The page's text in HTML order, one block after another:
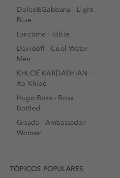
Dolce&Gabbana - Light
Blue
Lancôme - Idôle
Davidoff - Cool Water
Men
KHLOÉ KARDASHIAN -
Xo Khloè
Hugo Boss - Boss
Bottled
Gisada - Ambassador
Women
TÓPICOS POPULARES